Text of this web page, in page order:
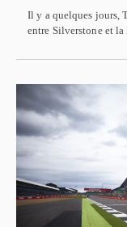
Il y a quelques jours,
entre Silverstone et